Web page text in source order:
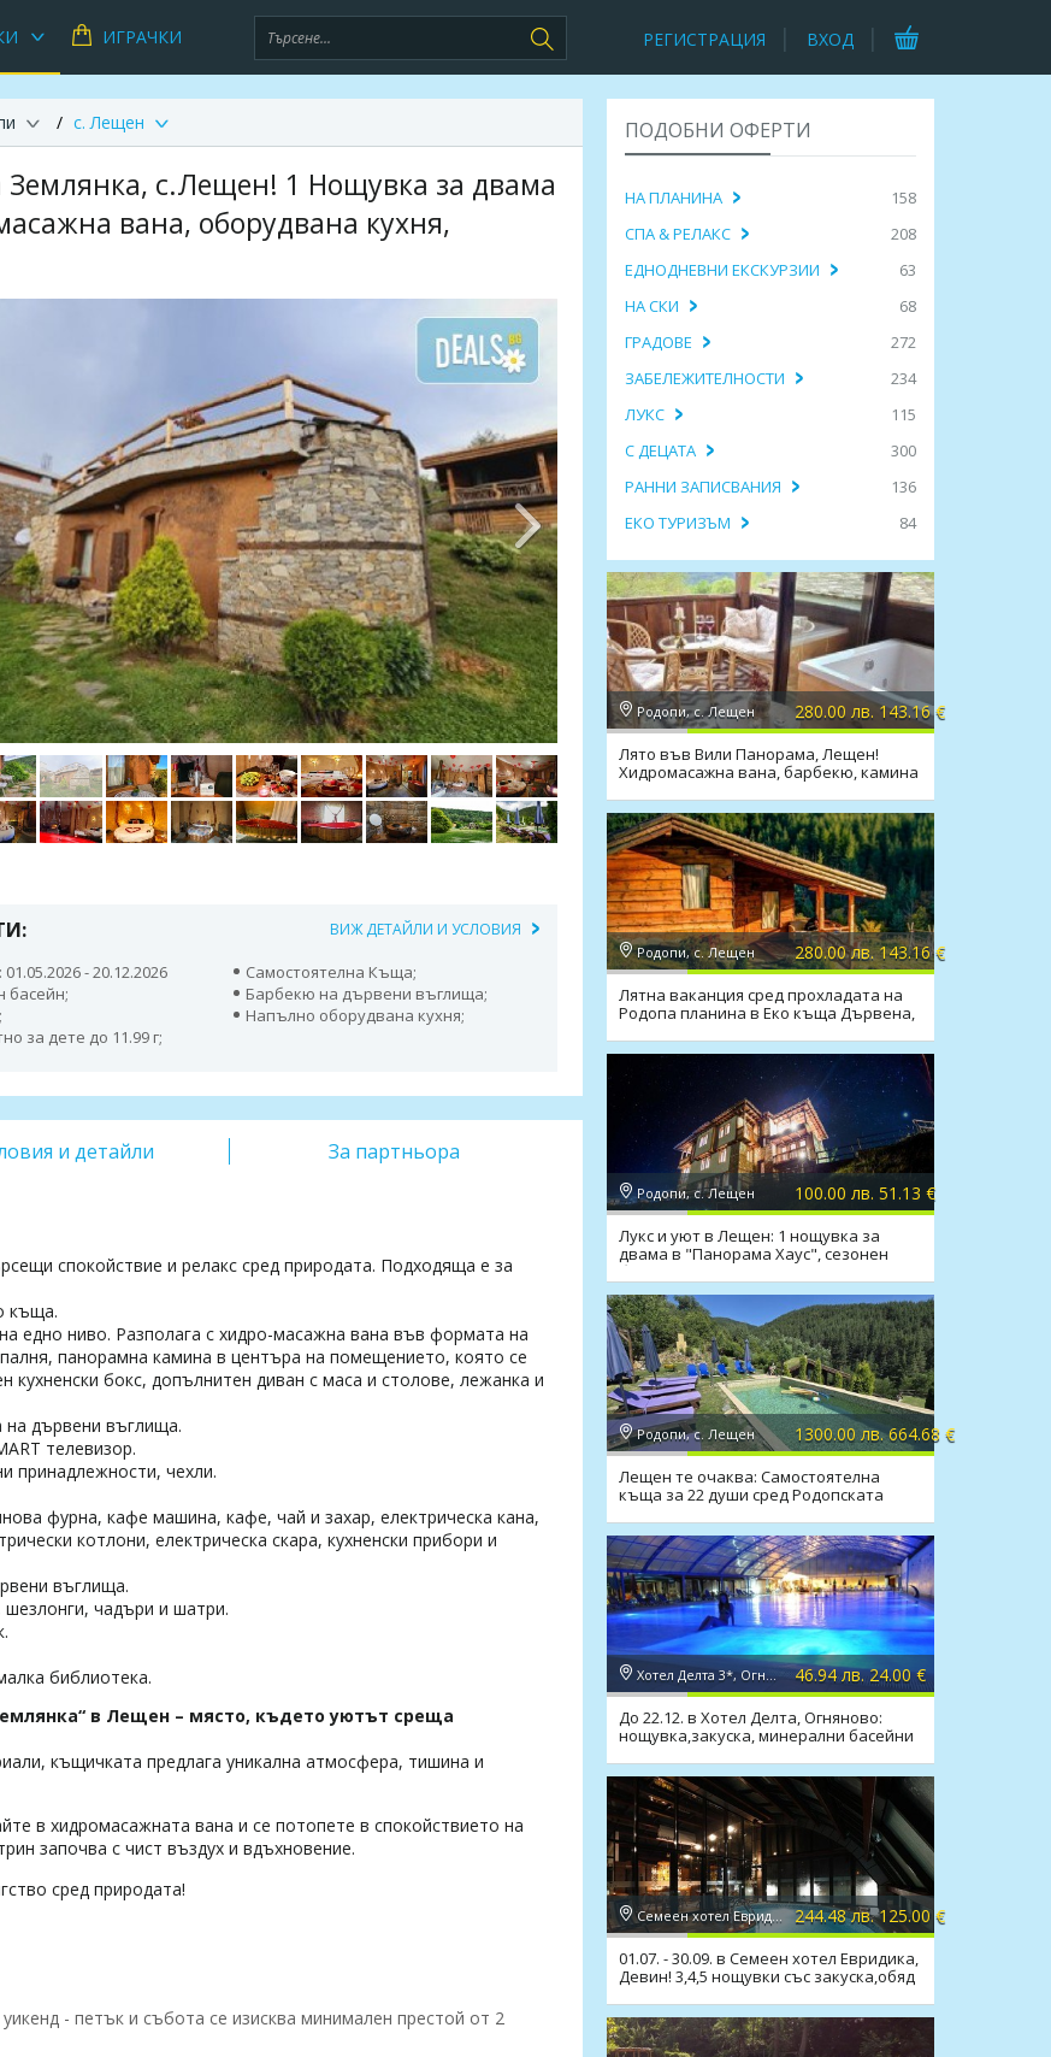
ИГРАЧКИ РЕГИСТРАЦИЯ ВХОД
с. Лещен
с.Лещен! 1 Нощувка за двама
вана, оборудвана кухня,
ВИЖ ДЕТАЙЛИ И УСЛОВИЯ
- 20.12.2026
Самостоятелна Къща;
басейн;
Барбекю на дървени въглища;
Напълно оборудвана кухня;
за дете до 11.99 г;
и детайли За партньора
спокойствие и релакс сред природата. Подходяща е за
къща.
едно ниво. Разполага с хидро-масажна вана във формата на
панорамна камина в центъра на помещението, която се
бокс, допълнитен диван с маса и столове, лежанка и
на дървени въглища.
телевизор.
принадлежности, чехли.
фурна, кафе машина, кафе, чай и захар, електрическа кана,
котлони, електрическа скара, кухненски прибори и
въглища.
чадъри и шатри.
библиотека.
в Лещен – място, където уютът среща
къщичката предлага уникална атмосфера, тишина и
в хидромасажната вана и се потопете в спокойствието на
започва с чист въздух и вдъхновение.
сред природата!
- петък и събота се изисква минимален престой от 2
ПОДОБНИ ОФЕРТИ
НА ПЛАНИНА
158
СПА & РЕЛАКС
208
ЕДНОДНЕВНИ ЕКСКУРЗИИ
63
НА СКИ
68
ГРАДОВЕ
272
ЗАБЕЛЕЖИТЕЛНОСТИ
234
ЛУКС
115
С ДЕЦАТА
300
РАННИ ЗАПИСВАНИЯ
136
ЕКО ТУРИЗЪМ
84
Родопи, с. Лещен 280.00 лв. 143.16 €
Лято във Вили Панорама, Лещен!
Хидромасажна вана, барбекю, камина
Родопи, с. Лещен 280.00 лв. 143.16 €
Лятна ваканция сред прохладата на
Родопа планина в Еко къща Дървена,
Родопи, с. Лещен 100.00 лв. 51.13 €
Лукс и уют в Лещен: 1 нощувка за
двама в "Панорама Хаус", сезонен
басейн, джакузи
Родопи, с. Лещен 1300.00 лв. 664.68 €
Лещен те очаква: Самостоятелна
къща за 22 души сред Родопската
Хотел Делта 3*, Огняново 46.94 лв. 24.00 €
До 22.12. в Хотел Делта, Огняново:
нощувка,закуска, минерални басейни
Семеен хотел Евридика 3*, Девин 244.48 лв. 125.00 €
01.07. - 30.09. в Семеен хотел Евридика,
Девин! 3,4,5 нощувки със закуска,обяд